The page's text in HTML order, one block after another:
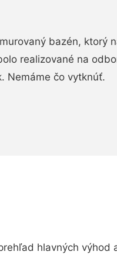
bazén, ktorý
realizované na
Nemáme čo vytknúť.
hlavných výhod